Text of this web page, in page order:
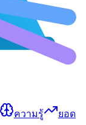
ความรู้
ยอด